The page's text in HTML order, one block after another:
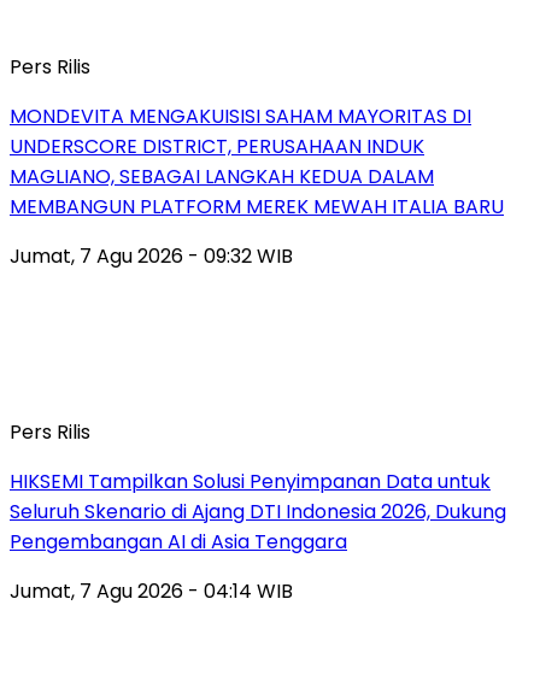
Pers Rilis
MONDEVITA MENGAKUISISI SAHAM MAYORITAS DI
UNDERSCORE DISTRICT, PERUSAHAAN INDUK
MAGLIANO, SEBAGAI LANGKAH KEDUA DALAM
MEMBANGUN PLATFORM MEREK MEWAH ITALIA BARU
Jumat, 7 Agu 2026 - 09:32 WIB
Pers Rilis
HIKSEMI Tampilkan Solusi Penyimpanan Data untuk
Seluruh Skenario di Ajang DTI Indonesia 2026, Dukung
Pengembangan AI di Asia Tenggara
Jumat, 7 Agu 2026 - 04:14 WIB